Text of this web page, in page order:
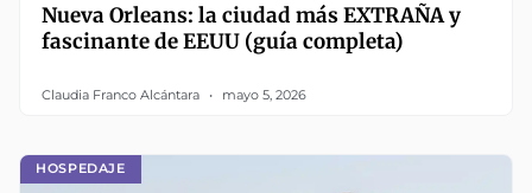
Nueva Orleans: la ciudad más EXTRAÑA y
fascinante de EEUU (guía completa)
Claudia Franco Alcántara mayo 5, 2026
HOSPEDAJE